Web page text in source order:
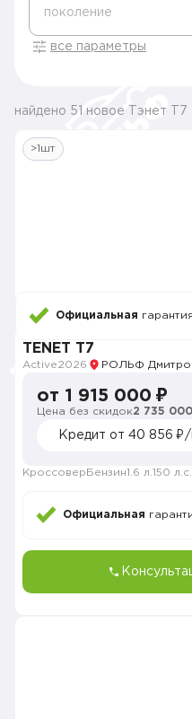
поколение
все параметры
найдено 51 новое Тэнет T7
>1шт
Официальная гарантия
TENET T7
Active2026 РОЛЬФ
от 1 915 000 ₽
Цена без скидок2 735
Кредит от 40 856
Кроссовер Бензин1.6 л. 150 л.с.
Официальная